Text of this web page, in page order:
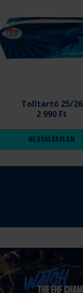
Tolltartó 25/26
2 990 Ft
Megvásárolom